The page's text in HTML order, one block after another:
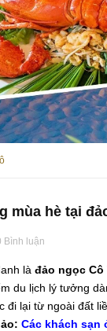
mùa hè tại
Bình luận
là đảo ngọc Cô
du lịch lý tưởng
đi lại từ ngoài đất
Các khách sạn